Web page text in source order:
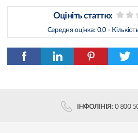
Оцініть статтю:
Середня оцінка: 0,0 -
ІНФОЛІНІЯ: 0 800